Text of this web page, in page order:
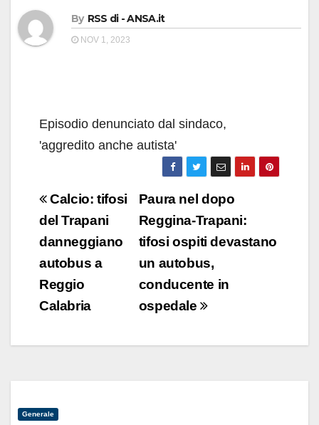
By RSS di - ANSA.it
NOV 1, 2023
Episodio denunciato dal sindaco,
'aggredito anche autista'
Navigazione
articoli
Paura nel dopo
Reggina-Trapani:
tifosi ospiti devastano
un autobus,
conducente in
ospedale
Calcio: tifosi
del Trapani
danneggiano
autobus a
Reggio
Calabria
Generale